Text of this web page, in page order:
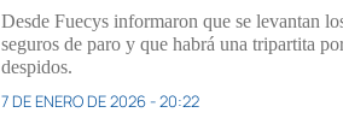
Desde Fuecys informaron que se levantan
seguros de paro y que habrá una tripartita
despidos.
7 DE ENERO DE 2026 - 20:22